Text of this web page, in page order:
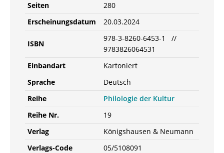
Seiten
280
Erscheinungsdatum
20.03.2024
ISBN
978-3-8260-6453-1 //
9783826064531
Einbandart
Kartoniert
Sprache
Deutsch
Reihe
Philologie der Kultur
Reihe Nr.
19
Verlag
Königshausen & Neumann
Verlags-Code
05/5108091